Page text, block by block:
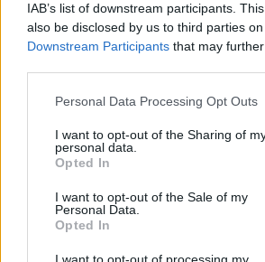
IAB’s list of downstream participants.
also be disclosed by us to third parties
Downstream Participants that may
Please note that this website/app uses
not limited to your visit or usage
grant or deny consent to Google and its
use your data for below specified
consent section.
Personal Data Processing Opt Outs
I want to opt-out of the Sharing of
personal data.
Opted In
I want to opt-out of the Sale of my
Personal Data.
Opted In
CHALLENGE CUP 05/11/2018
Με ψυχολογία η Σαντορίνη
Με ανεβασμένη ψυχολογία και άριστο
προετοιμάζεται η Σαντορίνη για το
ντεμπούτο στο Challenge Cup καθώς οι